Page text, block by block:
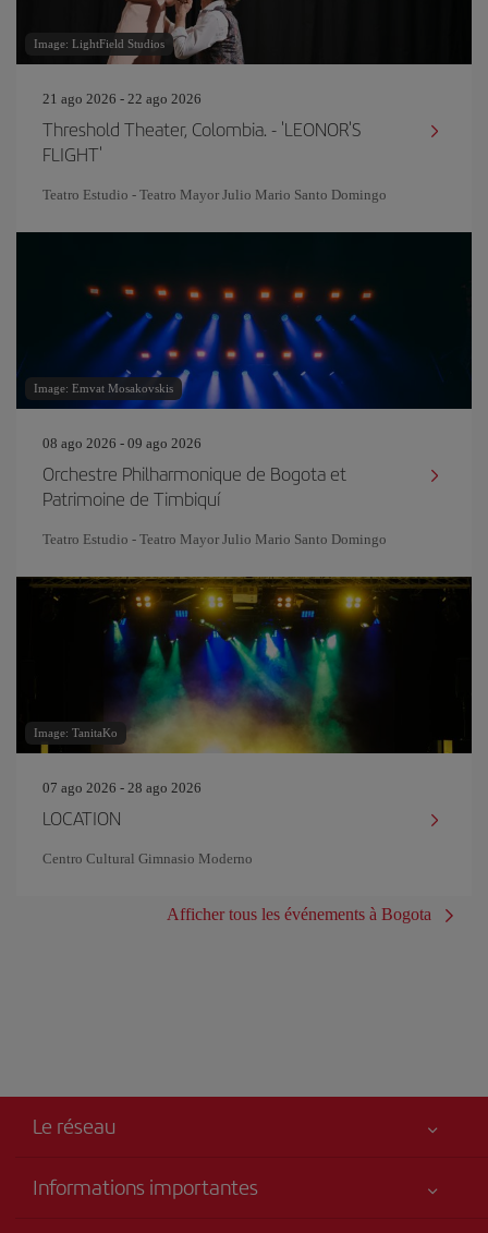
Image: LightField Studios
21 ago 2026 - 22 ago 2026
Threshold Theater, Colombia. - 'LEONOR'S
FLIGHT'
Teatro Estudio - Teatro Mayor Julio Mario Santo Domingo
Image: Emvat Mosakovskis
08 ago 2026 - 09 ago 2026
Orchestre Philharmonique de Bogota et
Patrimoine de Timbiquí
Teatro Estudio - Teatro Mayor Julio Mario Santo Domingo
Image: TanitaKo
07 ago 2026 - 28 ago 2026
LOCATION
Centro Cultural Gimnasio Moderno
Afficher tous les événements à Bogota
Le réseau
Informations importantes